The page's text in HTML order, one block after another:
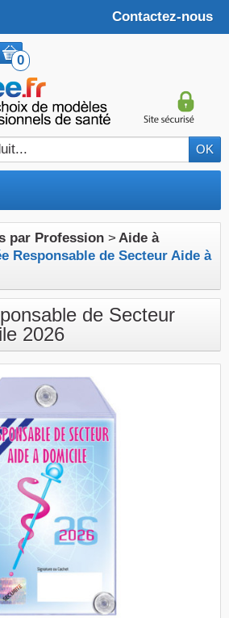
Contactez-nous
0
par Profession > Aide à
Responsable de Secteur Aide à
de Secteur
2026